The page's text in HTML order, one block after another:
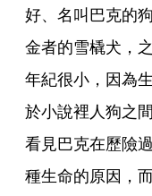
好、名叫巴克的
金者的雪橇犬，
年紀很小，因為
於小說裡人狗之
看見巴克在歷險
種生命的原因，